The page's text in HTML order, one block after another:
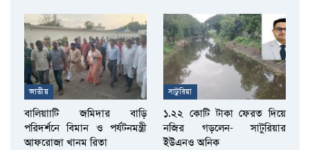
জাতীয়
বালিয়াাটি জমিদার বাড়ি
পরিদর্শনে বিমান ও পর্যটনমন্ত্রী
আফরোজা খানম রিতা
সাটুরিয়া
১.২২ কোটি টাকা ফেরত দিয়ে
নজির গড়লেন- সাটুরিয়ার
ইউএনও অনিক